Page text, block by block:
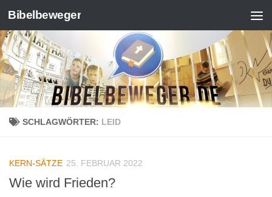
Zum Inhalt springen
Bibelbeweger
SCHLAGWÖRTER: LEID
KERN-SÄTZE 25. FEBRUAR 2022
Wie wird Frieden?